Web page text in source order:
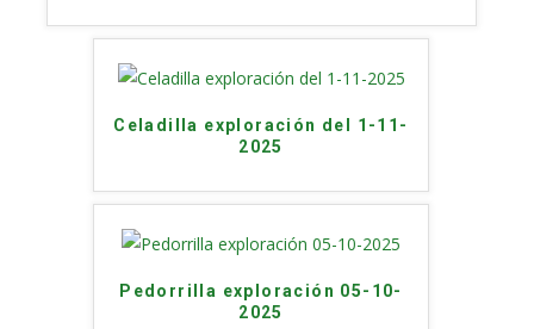
Celadilla exploración del 1-11-
2025
Pedorrilla exploración 05-10-
2025